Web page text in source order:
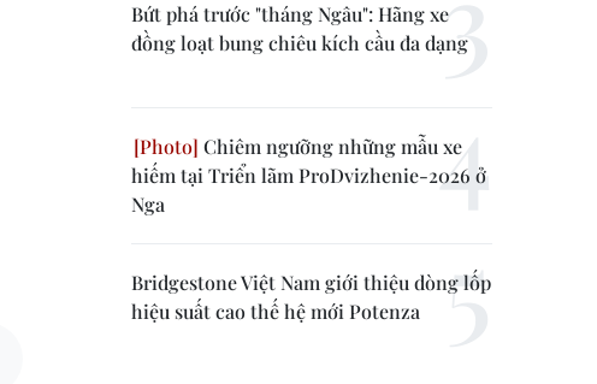
Bứt phá trước "tháng Ngâu": Hãng xe
đồng loạt bung chiêu kích cầu đa dạng
Chiêm ngưỡng những mẫu xe
hiếm tại Triển lãm ProDvizhenie-2026 ở
Nga
Bridgestone Việt Nam giới thiệu dòng lốp
hiệu suất cao thế hệ mới Potenza